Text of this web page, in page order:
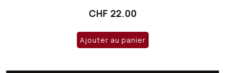
CHF 22.00
Ajouter au panier